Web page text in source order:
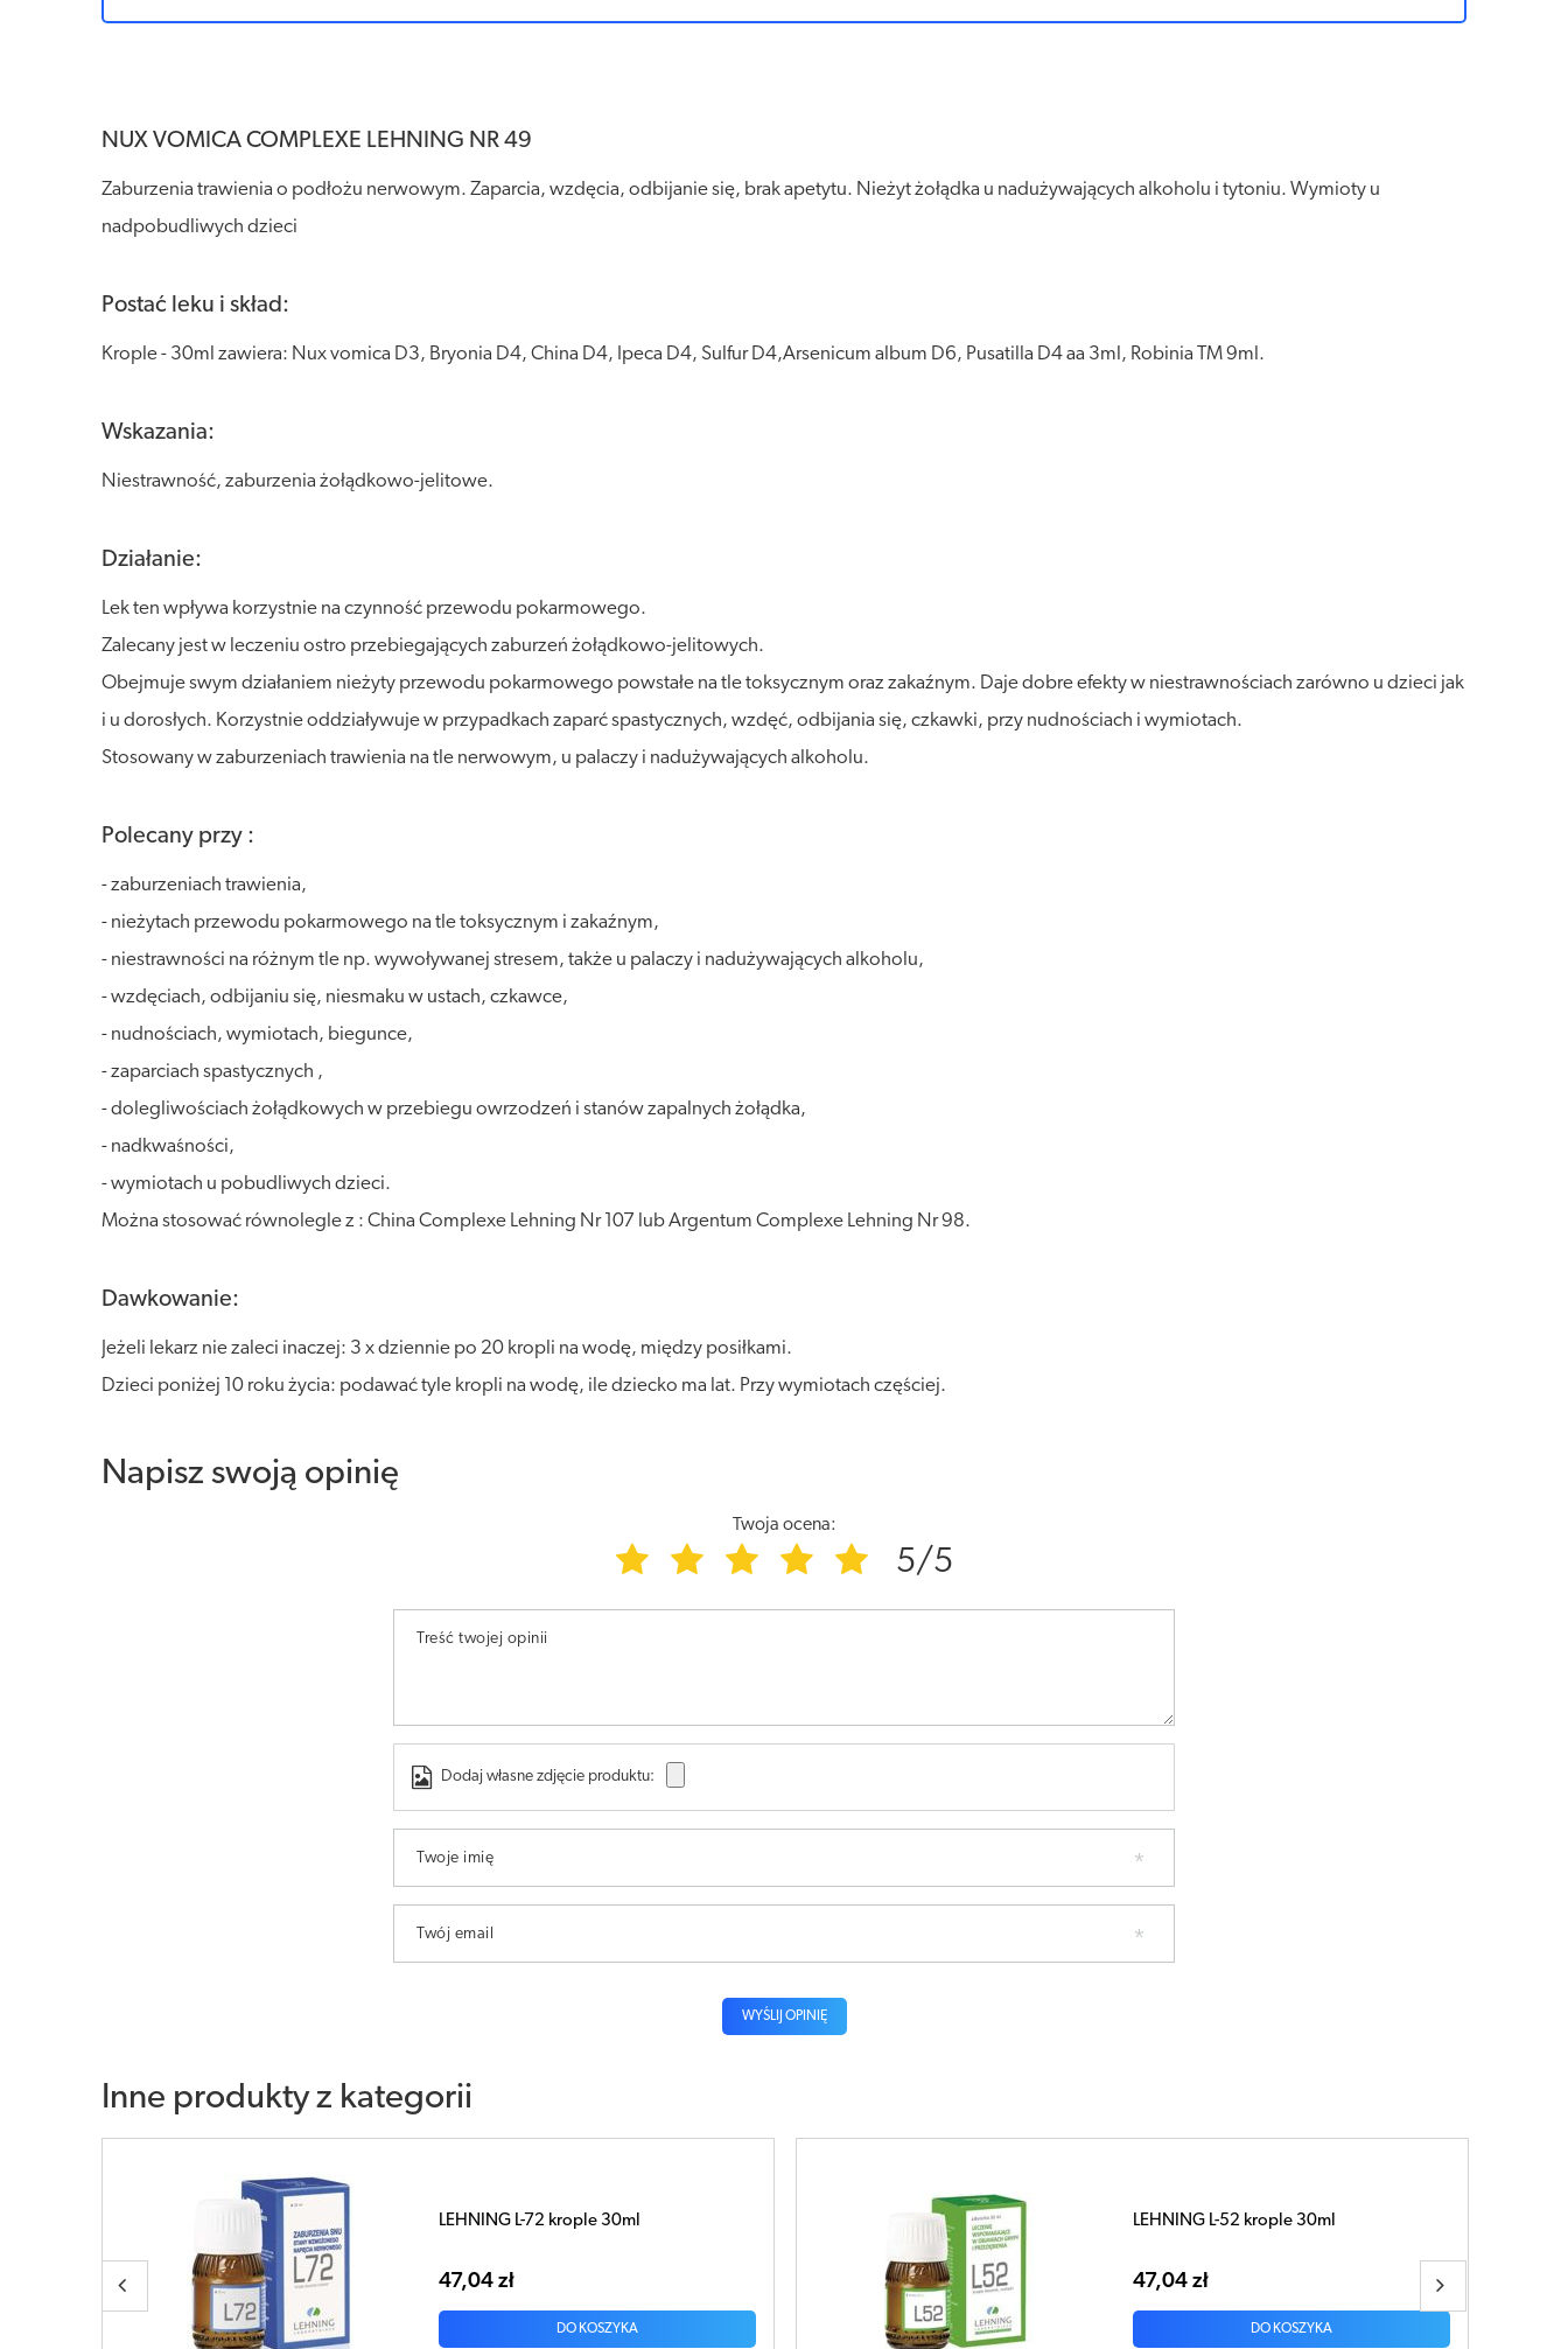
NUX VOMICA COMPLEXE LEHNING NR 49
Zaburzenia trawienia o podłożu nerwowym. Zaparcia, wzdęcia, odbijanie się, brak apetytu. Nieżyt żołądka u nadużywających alkoholu i tytoniu. Wymioty u
nadpobudliwych dzieci
Postać leku i skład:
Krople - 30ml zawiera: Nux vomica D3, Bryonia D4, China D4, Ipeca D4, Sulfur D4,Arsenicum album D6, Pusatilla D4 aa 3ml, Robinia TM 9ml.
Wskazania:
Niestrawność, zaburzenia żołądkowo-jelitowe.
Działanie:
Lek ten wpływa korzystnie na czynność przewodu pokarmowego.
Zalecany jest w leczeniu ostro przebiegających zaburzeń żołądkowo-jelitowych.
Obejmuje swym działaniem nieżyty przewodu pokarmowego powstałe na tle toksycznym oraz zakaźnym. Daje dobre efekty w niestrawnościach zarówno u dzieci jak
i u dorosłych. Korzystnie oddziaływuje w przypadkach zaparć spastycznych, wzdęć, odbijania się, czkawki, przy nudnościach i wymiotach.
Stosowany w zaburzeniach trawienia na tle nerwowym, u palaczy i nadużywających alkoholu.
Polecany przy :
- zaburzeniach trawienia,
- nieżytach przewodu pokarmowego na tle toksycznym i zakaźnym,
- niestrawności na różnym tle np. wywoływanej stresem, także u palaczy i nadużywających alkoholu,
- wzdęciach, odbijaniu się, niesmaku w ustach, czkawce,
- nudnościach, wymiotach, biegunce,
- zaparciach spastycznych ,
- dolegliwościach żołądkowych w przebiegu owrzodzeń i stanów zapalnych żołądka,
- nadkwaśności,
- wymiotach u pobudliwych dzieci.
Można stosować równolegle z : China Complexe Lehning Nr 107 lub Argentum Complexe Lehning Nr 98.
Dawkowanie:
Jeżeli lekarz nie zaleci inaczej: 3 x dziennie po 20 kropli na wodę, między posiłkami.
Dzieci poniżej 10 roku życia: podawać tyle kropli na wodę, ile dziecko ma lat. Przy wymiotach częściej.
Napisz swoją opinię
Twoja ocena:
5/5
Treść twojej opinii
Dodaj własne zdjęcie produktu:
Twoje imię
Twój email
WYŚLIJ OPINIĘ
Inne produkty z kategorii
LEHNING L-52 krople 30ml
47,04 zł
DO KOSZYKA
LEHNING Santaherba krople 30 ml
45,84 zł
DO KOSZYKA